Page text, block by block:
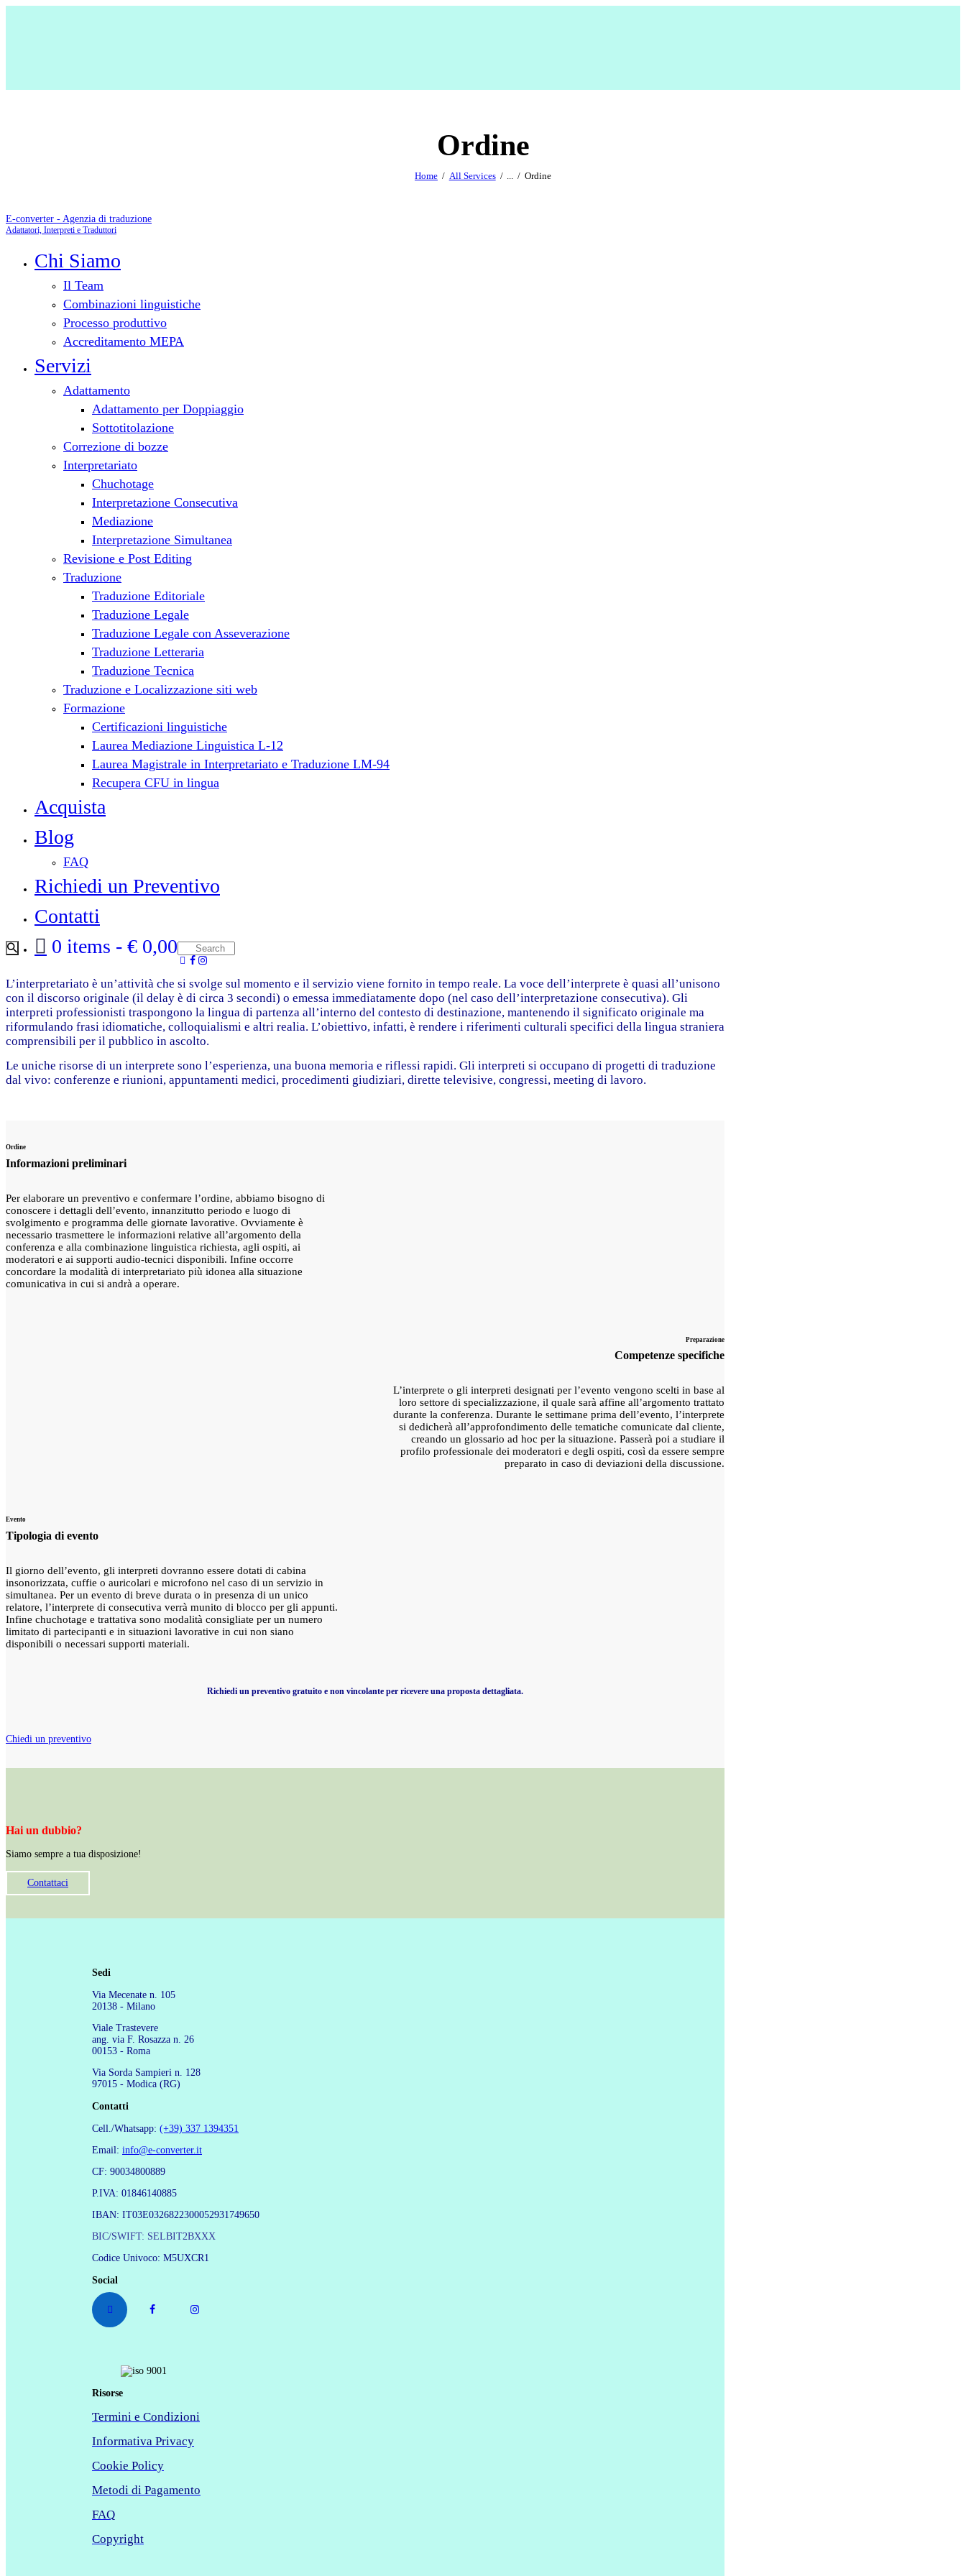
Ordine
Home All Services Ordine
E-converter - Agenzia di traduzione
Adattatori, Interpreti e Traduttori
Chi Siamo
Il Team
Combinazioni linguistiche
Processo produttivo
Accreditamento MEPA
Servizi
Adattamento
Adattamento per Doppiaggio
Sottotitolazione
Correzione di bozze
Interpretariato
Chuchotage
Interpretazione Consecutiva
Mediazione
Interpretazione Simultanea
Revisione e Post Editing
Traduzione
Traduzione Editoriale
Traduzione Legale
Traduzione Legale con Asseverazione
Traduzione Letteraria
Traduzione Tecnica
Traduzione e Localizzazione siti web
Formazione
Certificazioni linguistiche
Laurea Mediazione Linguistica L-12
Laurea Magistrale in Interpretariato e Traduzione LM-94
Recupera CFU in lingua
Acquista
Blog
FAQ
Richiedi un Preventivo
Contatti
0 items
€ 0,00
L’interpretariato è un’attività che si svolge sul momento e il servizio viene fornito in tempo reale. La voce dell’interprete è quasi all’unisono
con il discorso originale (il delay è di circa 3 secondi) o emessa immediatamente dopo (nel caso dell’interpretazione consecutiva). Gli
interpreti professionisti traspongono la lingua di partenza all’interno del contesto di destinazione, mantenendo il significato originale ma
riformulando frasi idiomatiche, colloquialismi e altri realia. L’obiettivo, infatti, è rendere i riferimenti culturali specifici della lingua straniera
comprensibili per il pubblico in ascolto.
Le uniche risorse di un interprete sono l’esperienza, una buona memoria e riflessi rapidi. Gli interpreti si occupano di progetti di traduzione
dal vivo: conferenze e riunioni, appuntamenti medici, procedimenti giudiziari, dirette televisive, congressi, meeting di lavoro.
Ordine
Informazioni preliminari
Per elaborare un preventivo e confermare l’ordine, abbiamo bisogno di
conoscere i dettagli dell’evento, innanzitutto periodo e luogo di
svolgimento e programma delle giornate lavorative. Ovviamente è
necessario trasmettere le informazioni relative all’argomento della
conferenza e alla combinazione linguistica richiesta, agli ospiti, ai
moderatori e ai supporti audio-tecnici disponibili. Infine occorre
concordare la modalità di interpretariato più idonea alla situazione
comunicativa in cui si andrà a operare.
Preparazione
Competenze specifiche
L’interprete o gli interpreti designati per l’evento vengono scelti in base al
loro settore di specializzazione, il quale sarà affine all’argomento trattato
durante la conferenza. Durante le settimane prima dell’evento, l’interprete
si dedicherà all’approfondimento delle tematiche comunicate dal cliente,
creando un glossario ad hoc per la situazione. Passerà poi a studiare il
profilo professionale dei moderatori e degli ospiti, così da essere sempre
preparato in caso di deviazioni della discussione.
Evento
Tipologia di evento
Il giorno dell’evento, gli interpreti dovranno essere dotati di cabina
insonorizzata, cuffie o auricolari e microfono nel caso di un servizio in
simultanea. Per un evento di breve durata o in presenza di un unico
relatore, l’interprete di consecutiva verrà munito di blocco per gli appunti.
Infine chuchotage e trattativa sono modalità consigliate per un numero
limitato di partecipanti e in situazioni lavorative in cui non siano
disponibili o necessari supporti materiali.
Richiedi un preventivo gratuito e non vincolante per ricevere una proposta dettagliata.
Chiedi un preventivo
Hai un dubbio?
Siamo sempre a tua disposizione!
Contattaci
Sedi
Via Mecenate n. 105
20138 - Milano
Viale Trastevere
ang. via F. Rosazza n. 26
00153 - Roma
Via Sorda Sampieri n. 128
97015 - Modica (RG)
Contatti
Cell./Whatsapp: (+39) 337 1394351
Email: info@e-converter.it
CF: 90034800889
P.IVA: 01846140885
IBAN: IT03E0326822300052931749650
BIC/SWIFT: SELBIT2BXXX
Codice Univoco: M5UXCR1
Social
Risorse
Termini e Condizioni
Informativa Privacy
Cookie Policy
Metodi di Pagamento
FAQ
Copyright